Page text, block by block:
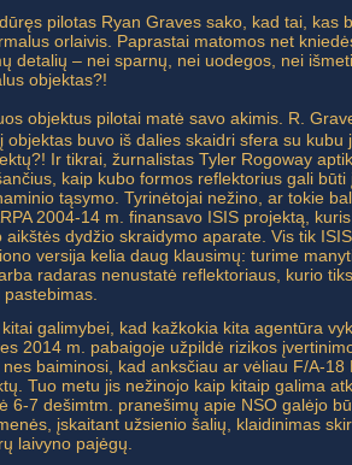
pilotas Ryan Graves sako, kad tai, kas
orlaivis. Paprastai matomos net
detalių – nei sparnų, nei uodegos, nei
objektas?!
objektus pilotai matė savo akimis. R.
objektas buvo iš dalies skaidri sfera su kubu
Ir tikrai, žurnalistas Tyler Rogoway
kaip kubo formos reflektorius gali būti
tąsymo. Tyrinėtojai nežino, ar tokie
2004-14 m. finansavo ISIS projektą,
dydžio skraidymo aparate. Vis tik
versija kelia daug klausimų: turime
radaras nenustatė reflektoriaus, kurio
galimybei, kad kažkokia kita agentūra
2014 m. pabaigoje užpildė rizikos
baiminosi, kad anksčiau ar vėliau F/A-18
Tuo metu jis nežinojo kaip kitaip galima
6-7 dešimtm. pranešimų apie NSO galėjo
įskaitant užsienio šalių, klaidinimas
laivyno pajėgų.